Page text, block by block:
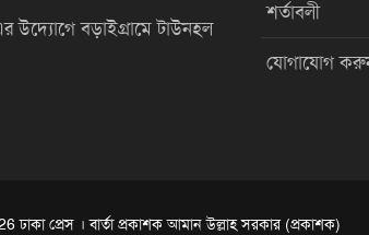
উদ্যোগে বড়াইগ্রামে টাউনহল
শর্তাবলী
যোগাযোগ
ঢাকা প্রেস । বার্তা প্রকাশক আমান উল্লাহ সরকার (প্রকাশক)